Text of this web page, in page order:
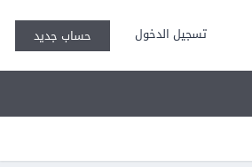
تسجيل الدخول حساب جديد